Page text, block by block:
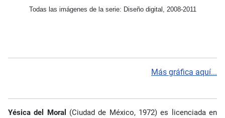
Todas las imágenes de la serie: Diseño digital, 2008-2011
Más gráfica aquí...
Yésica del Moral
(Ciudad de México, 1972) es licenciada en